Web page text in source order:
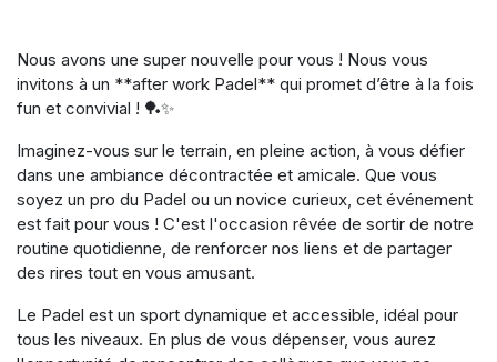
Nous avons une super nouvelle pour vous ! Nous vous
invitons à un **after work Padel** qui promet d’être à la fois
fun et convivial ! 🏓✨
Imaginez-vous sur le terrain, en pleine action, à vous défier
dans une ambiance décontractée et amicale. Que vous
soyez un pro du Padel ou un novice curieux, cet événement
est fait pour vous ! C'est l'occasion rêvée de sortir de notre
routine quotidienne, de renforcer nos liens et de partager
des rires tout en vous amusant.
Le Padel est un sport dynamique et accessible, idéal pour
tous les niveaux. En plus de vous dépenser, vous aurez